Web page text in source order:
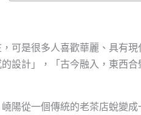
可是很多人喜歡華麗、具有
設計」，「古今融入，東西
陽從一個傳統的老茶店蛻變